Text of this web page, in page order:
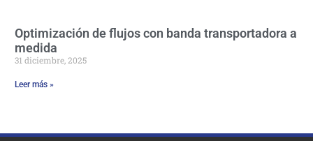
Optimización de flujos con banda transportadora a
medida
31 diciembre, 2025
Leer más »